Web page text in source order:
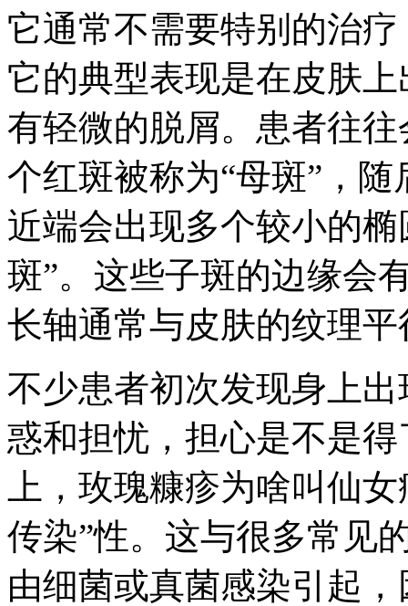
它通常不需要特别的治
它的典型表现是在皮肤
有轻微的脱屑。患者往
个红斑被称为“母斑”，
近端会出现多个较小的
斑”。这些子斑的边缘会
长轴通常与皮肤的纹理平
不少患者初次发现身上
惑和担忧，担心是不是
上， 玫瑰糠疹为啥叫仙女
传染”性。这与很多常见
由细菌或真菌感染引起